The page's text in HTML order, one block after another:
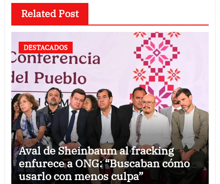
Related Post
DESTACADOS
Aval de Sheinbaum al fracking
enfurece a ONG: “Buscaban cómo
usarlo con menos culpa”